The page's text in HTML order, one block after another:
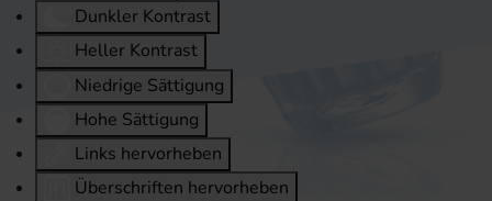
Dunkler Kontrast
Heller Kontrast
Niedrige Sättigung
Hohe Sättigung
Links hervorheben
Überschriften hervorheben